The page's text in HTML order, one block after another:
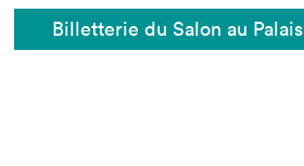
Billetterie du Salon au Palais